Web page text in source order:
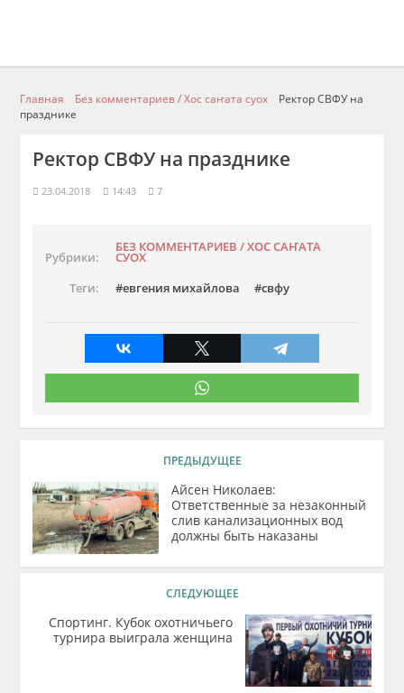
Главная Без комментариев / Хос саҥата суох
Ректор СВФУ на
празднике
Ректор СВФУ на празднике
23.04.2018 14:43 7
Рубрики:
БЕЗ КОММЕНТАРИЕВ / ХОС САҤАТА
СУОХ
Теги:
евгения михайлова свфу
ПРЕДЫДУЩЕЕ
Айсен Николаев:
Ответственные за незаконный
слив канализационных вод
должны быть наказаны
СЛЕДУЮЩЕЕ
Спортинг. Кубок охотничьего
турнира выиграла женщина